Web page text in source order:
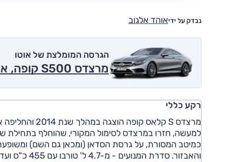
נבדק על ידיאוהד אלגוב
הגרסה המומלצת של אוטו
מרצדס S500 קופה, אוט', 4x4, Vision 2019
רקע כללי
כמיטב המסורת, על גרסת הסדאן (ומכאן גם השם)